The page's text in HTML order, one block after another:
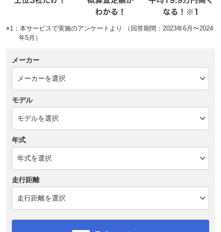
※1：本サービスで実施のアンケートより （回答期間：2023年6月〜2024
年5月）
メーカー
モデル
年式
走行距離